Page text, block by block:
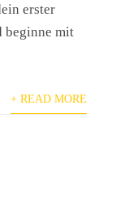
erster
beginne mit
+ READ MORE